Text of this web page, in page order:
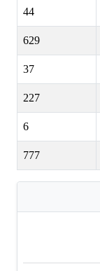
44
629
37
227
6
777